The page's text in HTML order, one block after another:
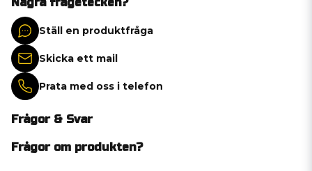
Ställ en produktfråga
Skicka ett mail
Prata med oss i telefon
Frågor & Svar
Frågor om produkten?